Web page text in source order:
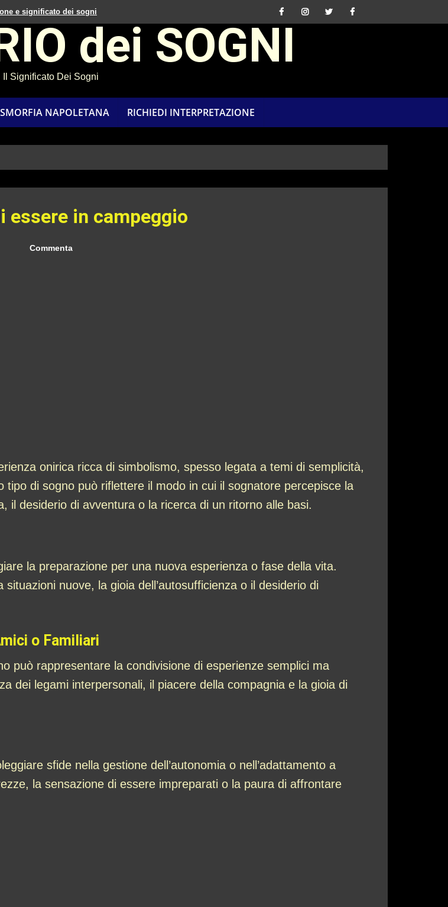
e significato dei sogni
dei SOGNI
Il Significato Dei Sogni
SMORFIA NAPOLETANA RICHIEDI INTERPRETAZIONE
essere in campeggio
Commenta
onirica ricca di simbolismo, spesso legata a temi di semplicità,
di sogno può riflettere il modo in cui il sognatore percepisce la
il desiderio di avventura o la ricerca di un ritorno alle basi.
la preparazione per una nuova esperienza o fase della vita.
nuove, la gioia dell’autosufficienza o il desiderio di
o Familiari
può rappresentare la condivisione di esperienze semplici ma
dei legami interpersonali, il piacere della compagnia e la gioia di
sfide nella gestione dell’autonomia o nell’adattamento a
la sensazione di essere impreparati o la paura di affrontare